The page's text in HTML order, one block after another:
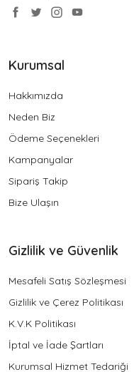
Kurumsal
Hakkımızda
Neden Biz
Ödeme Seçenekleri
Kampanyalar
Sipariş Takip
Bize Ulaşın
Gizlilik ve Güvenlik
Mesafeli Satış Sözleşmesi
Gizlilik ve Çerez Politikası
K.V.K Politikası
İptal ve İade Şartları
Kurumsal Hizmet Tedariği